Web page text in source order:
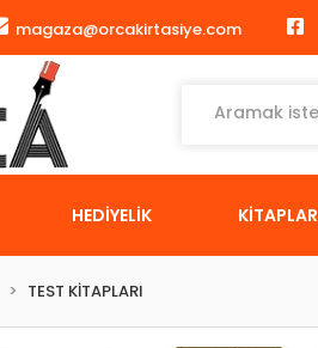
magaza@orcakirtasiye.com
HEDİYELİK KİTAPLAR
TEST KİTAPLARI